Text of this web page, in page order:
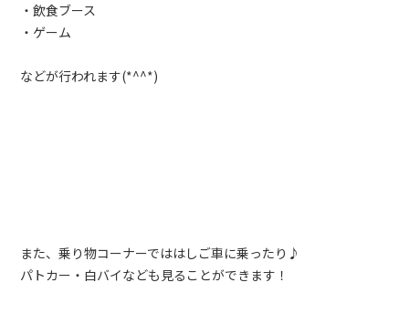
・飲食ブース
・ゲーム
などが行われます(*^^*)
また、乗り物コーナーでははしご車に乗ったり♪
パトカー・白バイなども見ることができます！